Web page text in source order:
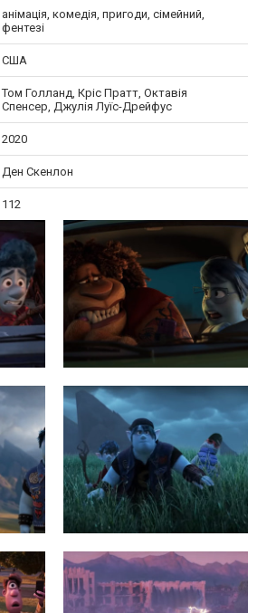
анімація, комедія, пригоди, сімейний,
фентезі
США
Том Голланд, Кріс Пратт, Октавія
Спенсер, Джулія Луїс-Дрейфус
2020
Ден Скенлон
112